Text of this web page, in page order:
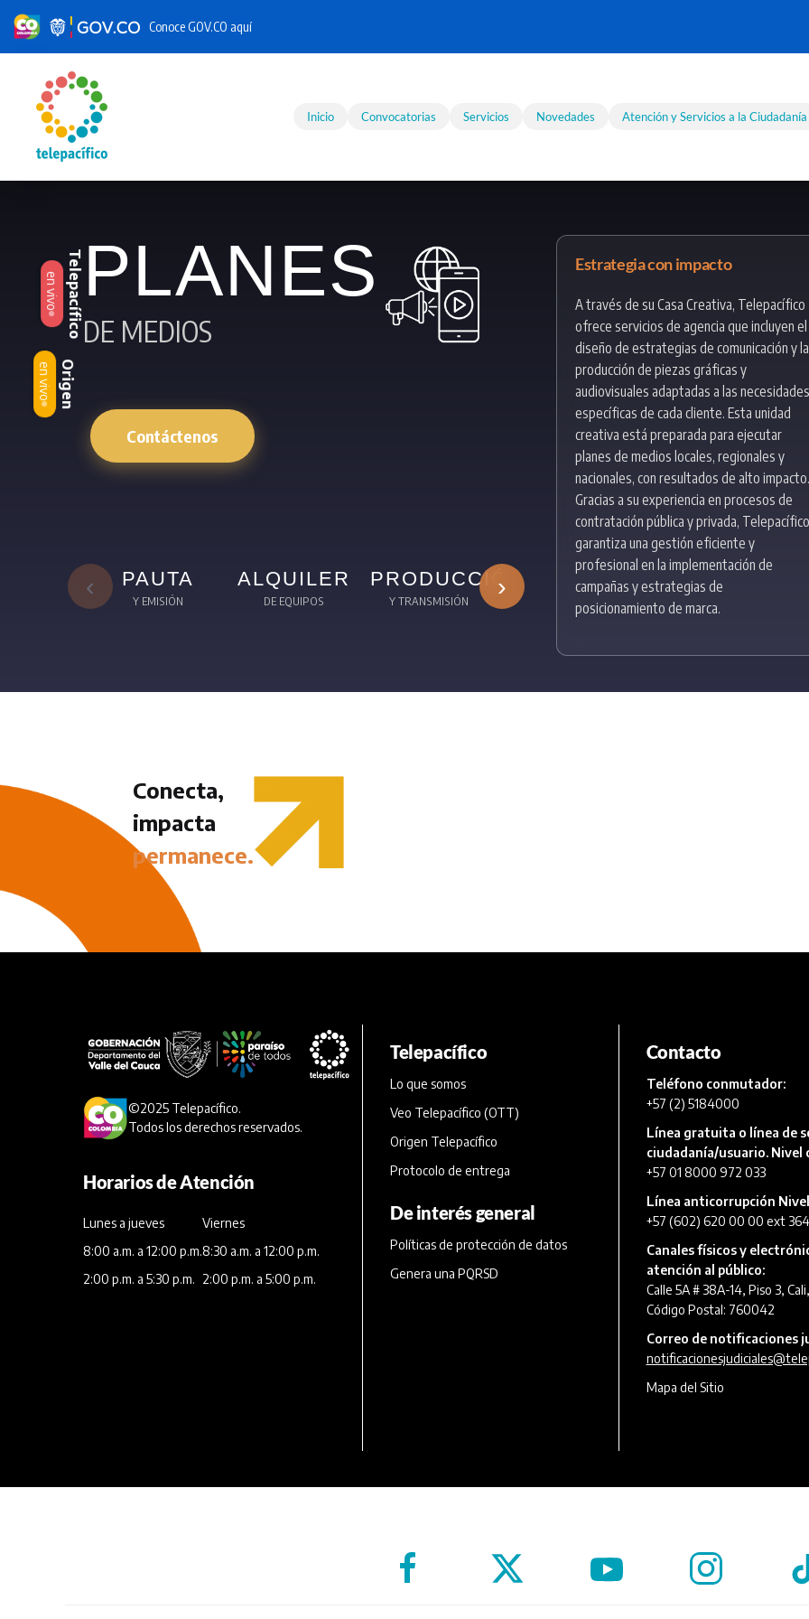
Skip to main content
Conoce GOV.CO aquí
Inicio Convocatorias Servicios Novedades Atención y Servicios a la Ciudadanía
PLANES
DE MEDIOS
Contáctenos
Estrategia con impacto
A través de su Casa Creativa, Telepacífico
ofrece servicios de agencia que incluyen el
diseño de estrategias de comunicación y la
producción de piezas gráficas y
audiovisuales adaptadas a las necesidades
específicas de cada cliente. Esta unidad
creativa está preparada para ejecutar
planes de medios locales, regionales y
nacionales, con resultados de alto impacto.
Gracias a su experiencia en procesos de
contratación pública y privada, Telepacífico
garantiza una gestión eficiente y
profesional en la implementación de
campañas y estrategias de
posicionamiento de marca.
‹ ›
PAUTA
Y EMISIÓN
ALQUILER
DE EQUIPOS
PRODUCCIÓN
Y TRANSMISIÓN
PLANES LOGÍSTICA
Conecta,
impacta
permanece.
©2025 Telepacífico.
Todos los derechos reservados.
Horarios de Atención
Lunes a jueves
8:00 a.m. a 12:00 p.m.
2:00 p.m. a 5:30 p.m.
Viernes
8:30 a.m. a 12:00 p.m.
2:00 p.m. a 5:00 p.m.
Telepacífico
Lo que somos
Veo Telepacífico (OTT)
Origen Telepacífico
Protocolo de entrega
De interés general
Políticas de protección de datos
Genera una PQRSD
Contacto
Teléfono conmutador:
+57 (2) 5184000
Línea gratuita o línea de
ciudadanía/usuario. Nivel
+57 01 8000 972 033
Línea anticorrupción
+57 (602) 620 00 00 ext
Canales físicos y
atención al público:
Calle 5A # 38A-14, Piso 3,
Código Postal: 760042
Correo de notificaciones
Mapa del Sitio
Telepacífico
en vivo
Origen
en vivo